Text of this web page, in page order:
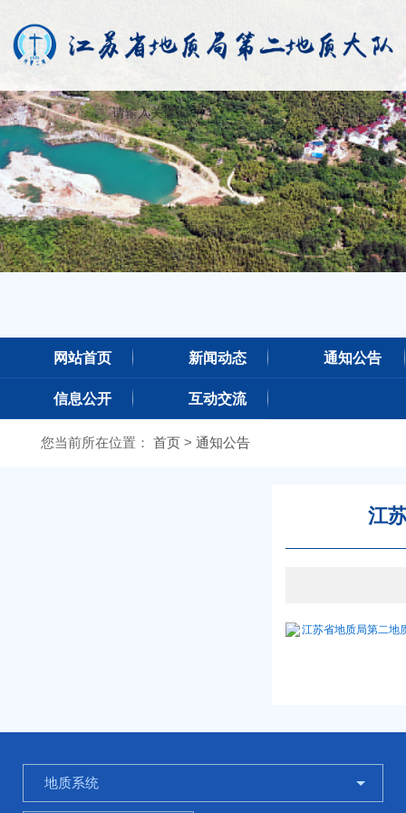
网站首页 新闻动态 通知公告
信息公开 互动交流
欢迎光临江苏省地质局第二地质大队网站
您当前所在位置： 首页 > 通知公告
江
江苏省地质局第二地
地质系统